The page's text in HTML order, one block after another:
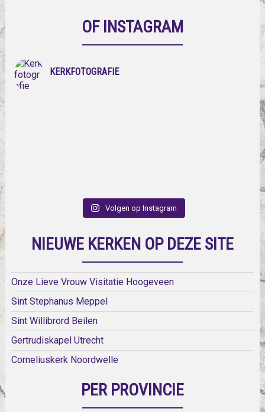
OF INSTAGRAM
KERKFOTOGRAFIE
Volgen op Instagram
NIEUWE KERKEN OP DEZE SITE
Onze Lieve Vrouw Visitatie Hoogeveen
Sint Stephanus Meppel
Sint Willibrord Beilen
Gertrudiskapel Utrecht
Corneliuskerk Noordwelle
PER PROVINCIE